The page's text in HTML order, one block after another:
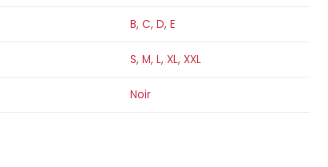
B, C, D, E
S, M, L, XL, XXL
Noir